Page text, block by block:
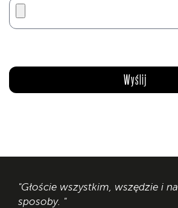
"Głoście wszystkim, wszędzie i
sposoby. "